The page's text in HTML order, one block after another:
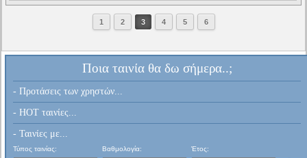
1 2 3 4 5 6
Ποια ταινία θα δω σήμερα..;
- Προτάσεις των χρηστών...
- HOT ταινίες...
- Ταινίες με...
Τύπος ταινίας: Βαθμολογία: Έτος: